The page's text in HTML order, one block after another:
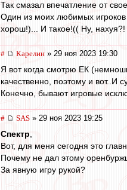
Так смазал впечатление от
Один из моих любимых
хорош!)... И такое!(( Ну,
# Карелин » 29 ноя 2023 19:30
Я вот когда смотрю ЕК
качественно, поэтому и вот..И
Конечно, бывают игровые
# SAS » 29 ноя 2023 19:25
Спектр
Вот, для меня сегодня это
Почему не дал этому
За явную игру рукой?